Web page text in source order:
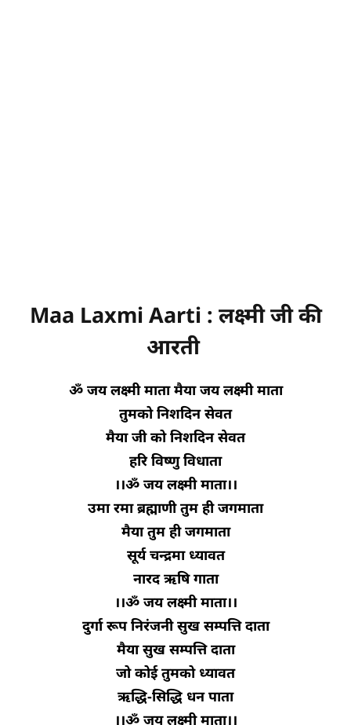
Maa Laxmi Aarti : लक्ष्मी जी की
आरती
ॐ जय लक्ष्मी माता मैया जय लक्ष्मी माता
तुमको निशदिन सेवत
मैया जी को निशदिन सेवत
हरि विष्णु विधाता
।।ॐ जय लक्ष्मी माता।।
उमा रमा ब्रह्माणी तुम ही जगमाता
मैया तुम ही जगमाता
सूर्य चन्द्रमा ध्यावत
नारद ऋषि गाता
।।ॐ जय लक्ष्मी माता।।
दुर्गा रूप निरंजनी सुख सम्पत्ति दाता
मैया सुख सम्पत्ति दाता
जो कोई तुमको ध्यावत
ऋद्धि-सिद्धि धन पाता
।।ॐ जय लक्ष्मी माता।।